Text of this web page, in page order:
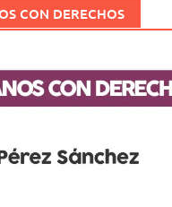
CON DERECHOS